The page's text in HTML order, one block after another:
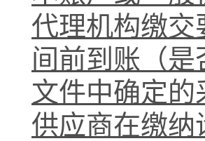
代理机构缴
间前到账（
文件中确定
供应商在缴